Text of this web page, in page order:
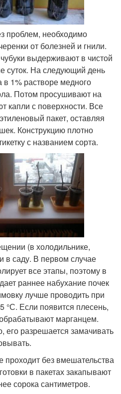
проблем, необходимо
от болезней и гнили.
выдерживают в чистой
суток. На следующий день
в 1% растворе медного
Потом просушивают на
капли с поверхности. Все
пакет, оставляя
Конструкцию плотно
с названием сорта.
(в холодильнике,
в саду. В первом случае
все этапы, поэтому в
раннее набухание почек
лучше проводить при
°С. Если появится плесень,
марганцем.
разрешается замачивать
без вмешательства
в пакетах закапывают
сорока сантиметров.